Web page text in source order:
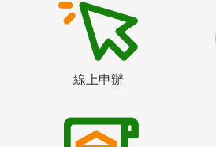
線上申辦